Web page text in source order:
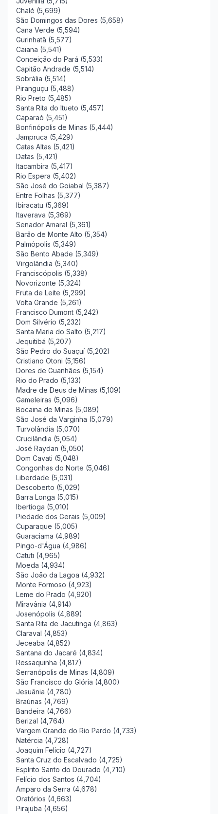
Chalé (5,699)
São Domingos das Dores (5,658)
Cana Verde (5,594)
Gurinhatã (5,577)
Caiana (5,541)
Conceição do Pará (5,533)
Capitão Andrade (5,514)
Sobrália (5,514)
Piranguçu (5,488)
Rio Preto (5,485)
Santa Rita do Itueto (5,457)
Caparaó (5,451)
Bonfinópolis de Minas (5,444)
Jampruca (5,429)
Catas Altas (5,421)
Datas (5,421)
Itacambira (5,417)
Rio Espera (5,402)
São José do Goiabal (5,387)
Entre Folhas (5,377)
Ibiracatu (5,369)
Itaverava (5,369)
Senador Amaral (5,361)
Barão de Monte Alto (5,354)
Palmópolis (5,349)
São Bento Abade (5,349)
Virgolândia (5,340)
Franciscópolis (5,338)
Novorizonte (5,324)
Fruta de Leite (5,299)
Volta Grande (5,261)
Francisco Dumont (5,242)
Dom Silvério (5,232)
Santa Maria do Salto (5,217)
Jequitibá (5,207)
São Pedro do Suaçuí (5,202)
Cristiano Otoni (5,156)
Dores de Guanhães (5,154)
Rio do Prado (5,133)
Madre de Deus de Minas (5,109)
Gameleiras (5,096)
Bocaina de Minas (5,089)
São José da Varginha (5,079)
Turvolândia (5,070)
Crucilândia (5,054)
José Raydan (5,050)
Dom Cavati (5,048)
Congonhas do Norte (5,046)
Liberdade (5,031)
Descoberto (5,029)
Barra Longa (5,015)
Ibertioga (5,010)
Piedade dos Gerais (5,009)
Cuparaque (5,005)
Guaraciama (4,989)
Pingo-d'Água (4,986)
Catuti (4,965)
Moeda (4,934)
São João da Lagoa (4,932)
Monte Formoso (4,923)
Leme do Prado (4,920)
Miravânia (4,914)
Josenópolis (4,889)
Santa Rita de Jacutinga (4,863)
Claraval (4,853)
Jeceaba (4,852)
Santana do Jacaré (4,834)
Ressaquinha (4,817)
Serranópolis de Minas (4,809)
São Francisco do Glória (4,800)
Jesuânia (4,780)
Braúnas (4,769)
Bandeira (4,766)
Berizal (4,764)
Vargem Grande do Rio Pardo (4,733)
Natércia (4,728)
Joaquim Felício (4,727)
Santa Cruz do Escalvado (4,725)
Espírito Santo do Dourado (4,710)
Felício dos Santos (4,704)
Amparo da Serra (4,678)
Oratórios (4,663)
Pirajuba (4,656)